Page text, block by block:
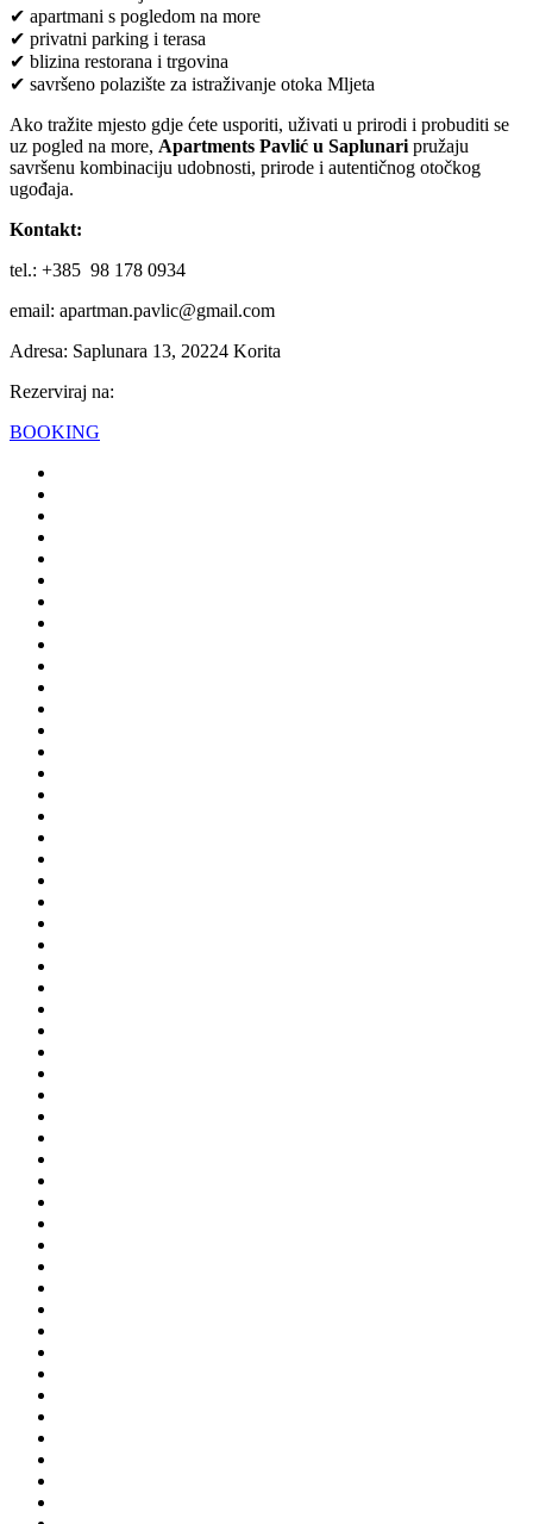
✔ apartmani s pogledom na more
✔ privatni parking i terasa
✔ blizina restorana i trgovina
✔ savršeno polazište za istraživanje otoka Mljeta
Ako tražite mjesto gdje ćete usporiti, uživati u prirodi i probuditi se
uz pogled na more, Apartments Pavlić u Saplunari pružaju
savršenu kombinaciju udobnosti, prirode i autentičnog otočkog
ugođaja.
Kontakt:
tel.: +385 98 178 0934
email: apartman.pavlic@gmail.com
Adresa: Saplunara 13, 20224 Korita
Rezerviraj na:
BOOKING